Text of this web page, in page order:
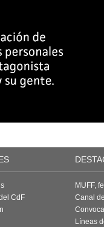
CdF
MUFF,
Canal
Líneas